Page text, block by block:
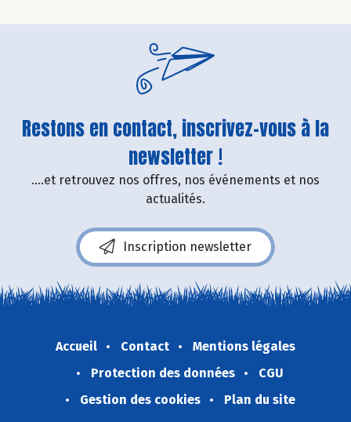
Restons en contact, inscrivez-vous à la
newsletter !
....et retrouvez nos offres, nos événements et nos
actualités.
Inscription newsletter
Accueil Contact
Mentions légales
Protection des données
CGU
Gestion des cookies
Plan du site